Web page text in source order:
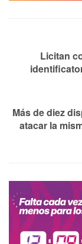
Licitan
Más de diez
atacar la